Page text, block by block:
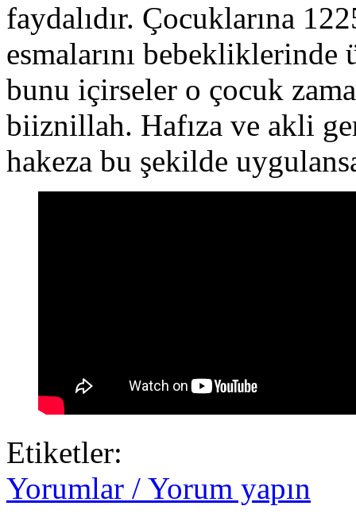
faydalıdır. Çocuklarına
esmalarını
bunu içirseler o çocuk
biiznillah. Hafıza ve akli
hakeza bu şekilde
Etiketler:
Yorumlar / Yorum yapın